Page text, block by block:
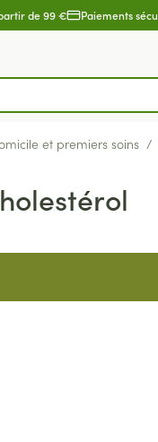
de 99 € Paiements
et premiers soins /